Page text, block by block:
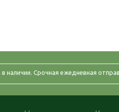
наличии. Срочная ежедневная